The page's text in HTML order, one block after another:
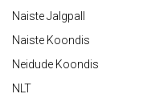
Naiste Jalgpall
Naiste Koondis
Neidude Koondis
NLT